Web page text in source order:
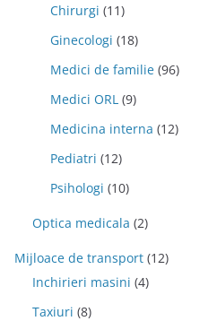
Chirurgi (11)
Ginecologi (18)
Medici de familie (96)
Medici ORL (9)
Medicina interna (12)
Pediatri (12)
Psihologi (10)
Optica medicala (2)
Mijloace de transport (12)
Inchirieri masini (4)
Taxiuri (8)